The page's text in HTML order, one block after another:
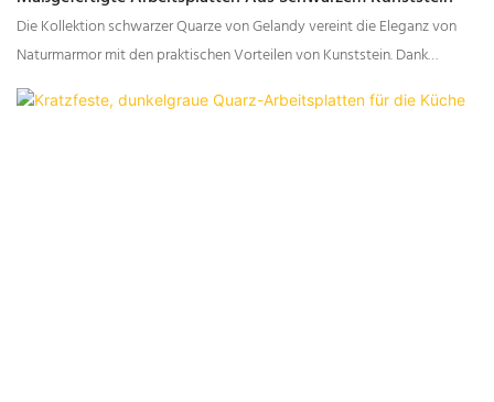
Die Kollektion schwarzer Quarze von Gelandy vereint die Eleganz von
Naturmarmor mit den praktischen Vorteilen von Kunststein. Dank
vielfältiger Maserungen und Texturen eignet sich diese Kollektion für
unterschiedlichste Designstile – von ausdrucksstark und markant bis hin